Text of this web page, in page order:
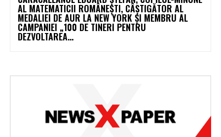
AL MATEMATICII ROMÂNEȘTI, CÂȘTIGĂTOR AL
MEDALIEI DE AUR LA NEW YORK ȘI MEMBRU AL
CAMPANIEI „100 DE TINERI PENTRU
DEZVOLTAREA...